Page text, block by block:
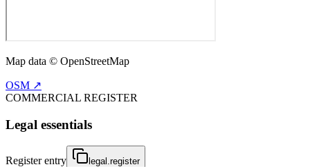
Map data © OpenStreetMap
OSM ↗
COMMERCIAL REGISTER
Legal essentials
Register entry legal.register